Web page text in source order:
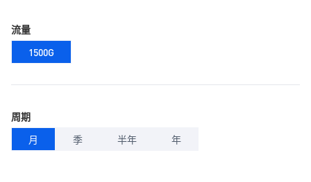
流量
1500G
周期
月
季 半年 年